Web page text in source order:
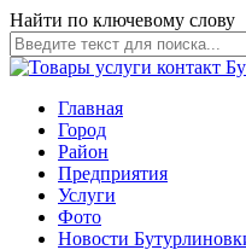
Найти по ключевому слову
Главная
Город
Район
Предприятия
Услуги
Фото
Новости